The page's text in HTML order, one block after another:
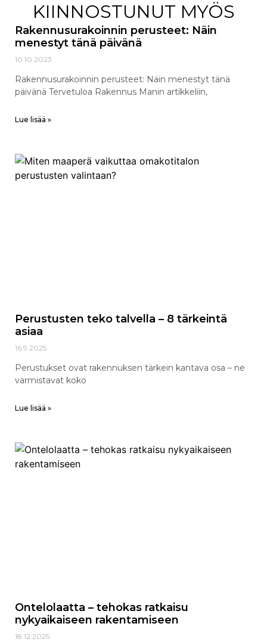
KIINNOSTUNUT MYÖS
Rakennusurakoinnin perusteet: Näin
menestyt tänä päivänä
10.10.2023
Rakennusurakoinnin perusteet: Näin menestyt tänä
päivänä Tervetuloa Rakennus Manin artikkeliin,
Lue lisää »
Perustusten teko talvella – 8 tärkeintä
asiaa
16.9.2025
Perustukset ovat rakennuksen tärkein kantava osa – ne
varmistavat koko
Lue lisää »
Ontelolaatta – tehokas ratkaisu
nykyaikaiseen rakentamiseen
18.12.2025